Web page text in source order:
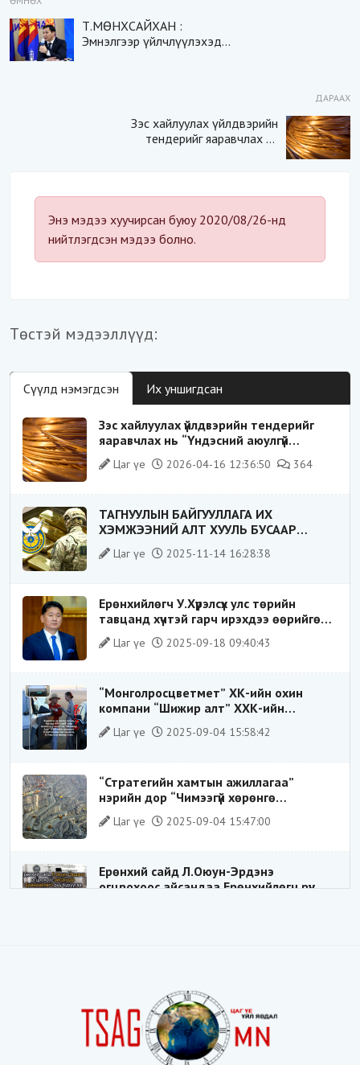
Т.МӨНХСАЙХАН :
Эмнэлгээр үйлчлүүлэхэд
ДАРААХ
Зэс хайлуулах үйлдвэрийн
тендерийг яаравчлах нь
Энэ мэдээ хуучирсан буюу 2020/08/26-нд
нийтлэгдсэн мэдээ болно.
Төстэй мэдээллүүд:
Сүүлд нэмэгдсэн Их уншигдсан
Зэс хайлуулах үйлдвэрийн тендерийг
яаравчлах нь “Үндэсний аюулгүй
байдал“-д эрсдэлтэй юу?
Цаг үе 2026-04-16 12:36:50 364
ТАГНУУЛЫН БАЙГУУЛЛАГА ИХ
ХЭМЖЭЭНИЙ АЛТ ХУУЛЬ БУСААР
ХИЛЭЭР ГАРГАХ ГЭЖ БАЙСАН
ҮЙЛДЛИЙГ ТАСЛАН ЗОГСООЛОО
Цаг үе 2025-11-14 16:28:38
Ерөнхийлөгч У.Хүрэлсүх улс төрийн
тавцанд хүчтэй гарч ирэхдээ өөрийгөө
шударга ёсны төлөө тэмцэгч, “хуучин
тогтолцооны хонгилыг нураагч” гэсэн
Цаг үе 2025-09-18 09:40:43
“Монголросцветмет” ХК-ийн охин
компани “Шижир алт” ХХК-ийн
Гүйцэтгэх захирлаар ажиллаж байсан
О.Баттөмөрт холбогдох хэрэг хаашаа
Цаг үе 2025-09-04 15:58:42
“Стратегийн хамтын ажиллагаа”
нэрийн дор “Чимээгүй хөрөнгө
хуримтлал”
Цаг үе 2025-09-04 15:47:00
Ерөнхий сайд Л.Оюун-Эрдэнэ
огцрохоос айсандаа Ерөнхийлөгч рүү
Видёо: ХУУЛЬ ЗӨРЧИН СОНГОГДСОН